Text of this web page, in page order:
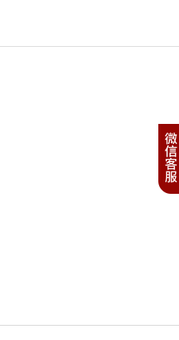
铝合金
自然吸气
铸铁
●